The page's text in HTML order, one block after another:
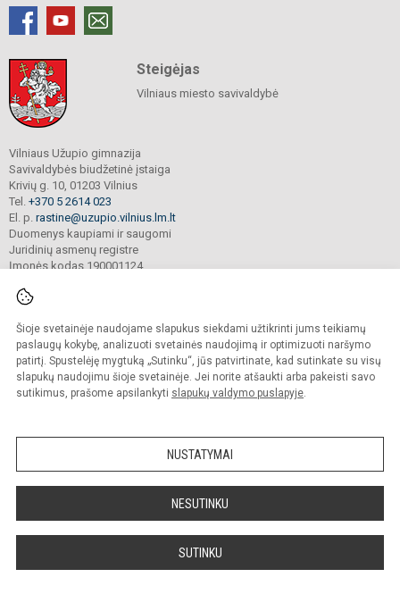
Šioje svetainėje naudojame slapukus siekdami užtikrinti jums teikiamų
paslaugų kokybę, analizuoti svetainės naudojimą ir optimizuoti naršymo
patirtį. Spustelėję mygtuką „Sutinku“, jūs patvirtinate, kad sutinkate su visų
slapukų naudojimu šioje svetainėje. Jei norite atšaukti arba pakeisti savo
sutikimus, prašome apsilankyti slapukų valdymo puslapyje.
NUSTATYMAI
NESUTINKU
SUTINKU
Steigėjas
Vilniaus miesto savivaldybė
Vilniaus Užupio gimnazija
Savivaldybės biudžetinė įstaiga
Krivių g. 10, 01203 Vilnius
Tel. +370 5 2614 023
El. p. rastine@uzupio.vilnius.lm.lt
Duomenys kaupiami ir saugomi
Juridinių asmenų registre
Įmonės kodas 190001124
© 2025. Vilniaus Užupio gimnazija. Visos teisės saugomos.
Kopijuoti turinį be raštiško įstaigos administracijos sutikimo griežtai draudžiama.
Prieinamumo paraiška Slapukų valdymas
Sumanus būdas atnaujinti